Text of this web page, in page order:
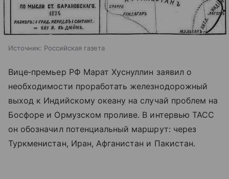
Источник: Российская газета
Вице‑премьер РФ Марат Хуснуллин заявил о
необходимости проработать железнодорожный
выход к Индийскому океану на случай проблем на
Босфоре и Ормузском проливе. В интервью ТАСС
он обозначил потенциальный маршрут: через
Туркменистан, Иран, Афганистан и Пакистан.